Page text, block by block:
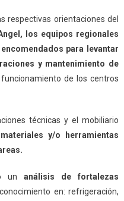
respectivas orientaciones del
los equipos regionales
para levantar
y mantenimiento de
de los centros
técnicas y el mobiliario
y/o herramientas
unanálisis de fortalezas
en: refrigeración,